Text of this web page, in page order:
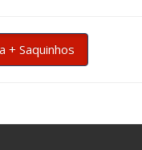
+ Saquinhos